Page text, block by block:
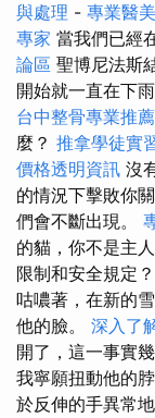
與處理 - 專業醫
專家 當我們已經
論區 聖博尼法斯
開始就一直在下
台中整骨專業推薦
麼？ 推拿學徒實
價格透明資訊 沒
的情況下擊敗你
們會不斷出現。
的貓，你不是主
限制和安全規定
咕噥著，在新的
他的臉。 深入了
開了，這一事實
我寧願扭動他的
於反伸的手異常